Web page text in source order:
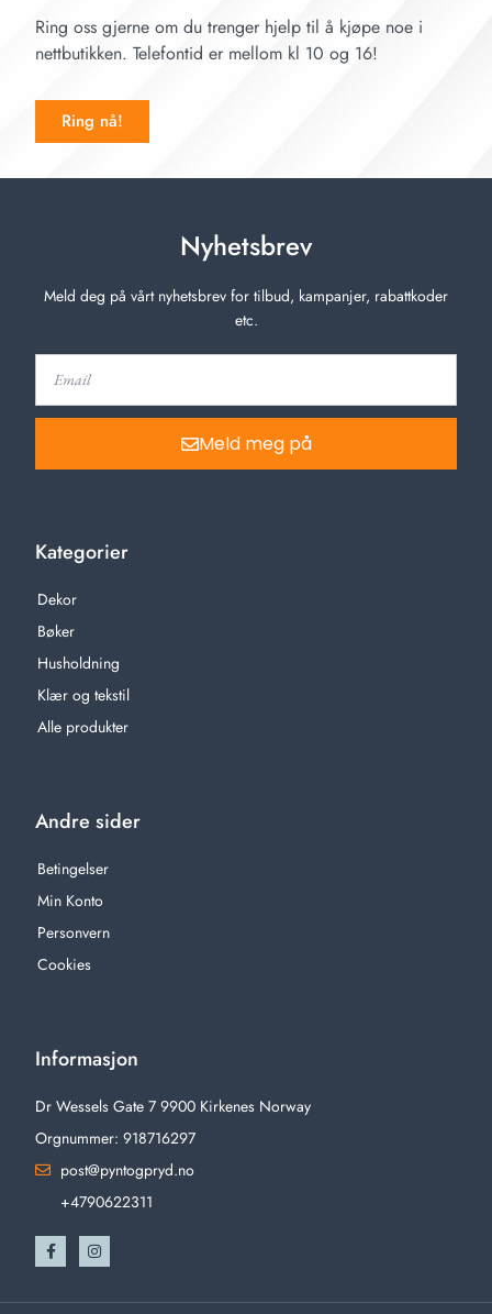
Ring oss gjerne om du trenger hjelp til å kjøpe noe i
nettbutikken. Telefontid er mellom kl 10 og 16!
Ring nå!
Nyhetsbrev
Meld deg på vårt nyhetsbrev for tilbud, kampanjer, rabattkoder
etc.
Meld meg på
Kategorier
Dekor
Bøker
Husholdning
Klær og tekstil
Alle produkter
Andre sider
Betingelser
Min Konto
Personvern
Cookies
Informasjon
Dr Wessels Gate 7 9900 Kirkenes Norway
Orgnummer: 918716297
post@pyntogpryd.no
+4790622311